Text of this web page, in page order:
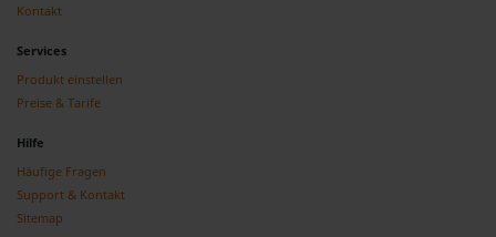
Kontakt
Services
Produkt einstellen
Preise & Tarife
Hilfe
Häufige Fragen
Support & Kontakt
Sitemap